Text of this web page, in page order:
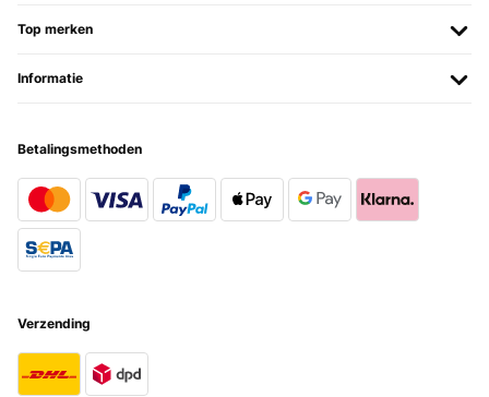
31/05/2021
Aufbau dauerte nur rund eine Stunde. 2x war es ein wenig fummelig
Bedieneinheit und einmal beim Aufschrauben vom rechten
Plastikteil auf die Bedieneinheit) sonst hätte es wohl überhaupt nur
15 Minuten gedauert. Zum Laufband selbst: Gerade mal die ersten 6
haben zugeschlagen). Lautstärke = Das Laufband selbst angenehm
leise. Nur das Piepsen bei jeder Verstellung bräucht ich jetzt
ausreichend, außerdem steht das Laufband in meinem Arbeitsraum
Regulierung Geschwindikgeit und Höhe funktioniert und ist gut. Die
Programme hab ich jetzt mal noch nicht verwendet, sondern war
Top merken
Informatie
Betalingsmethoden
Verzending